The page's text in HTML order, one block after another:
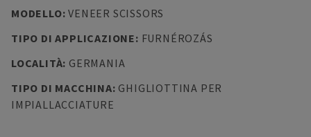
MODELLO:VENEER SCISSORS
TIPO DI APPLICAZIONE: FURNÉROZÁS
LOCALITÀ: GERMANIA
TIPO DI MACCHINA: GHIGLIOTTINA PER
IMPIALLACCIATURE